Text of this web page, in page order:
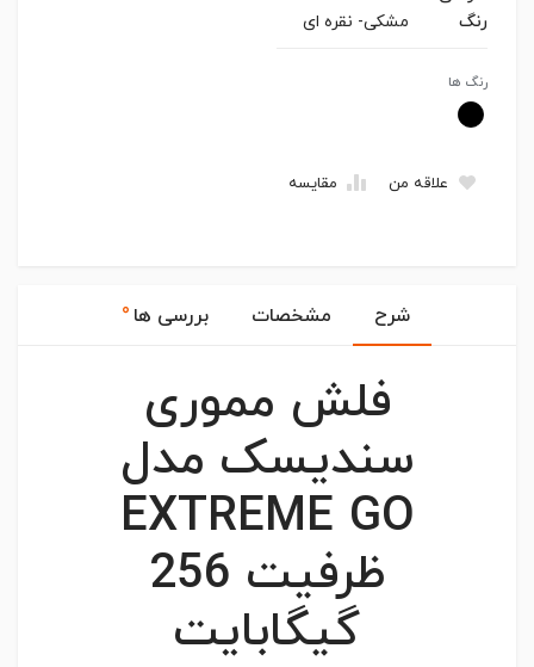
رنگ
مشکی- نقره ای
رنگ ها
علاقه من مقایسه
شرح مشخصات بررسی ها ۰
فلش مموری
سندیسک مدل
EXTREME GO
ظرفیت 256
گیگابایت